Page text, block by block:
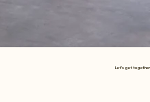
Let's get together